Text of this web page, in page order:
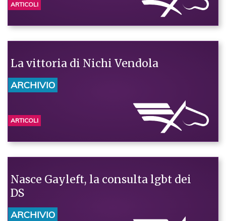
ARTICOLI
La vittoria di Nichi Vendola
ARCHIVIO
ARTICOLI
Nasce Gayleft, la consulta lgbt dei
DS
ARCHIVIO